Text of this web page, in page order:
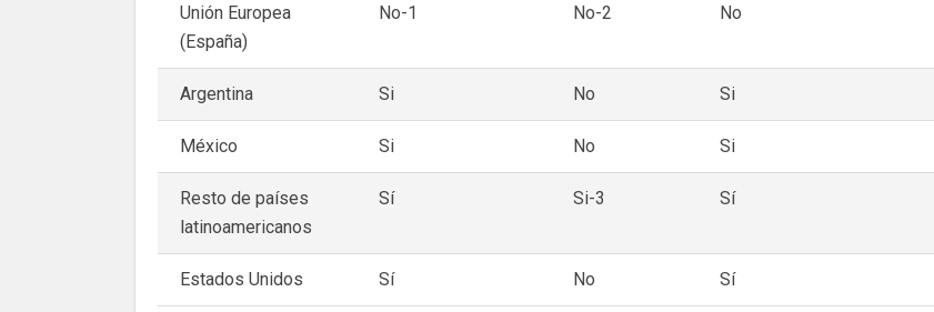
Unión Europea
(España)
No-1 No-2 No
Argentina Si No Si
México Si No Si
Resto de países
latinoamericanos
Sí Si-3 Sí
Estados Unidos Sí No Sí